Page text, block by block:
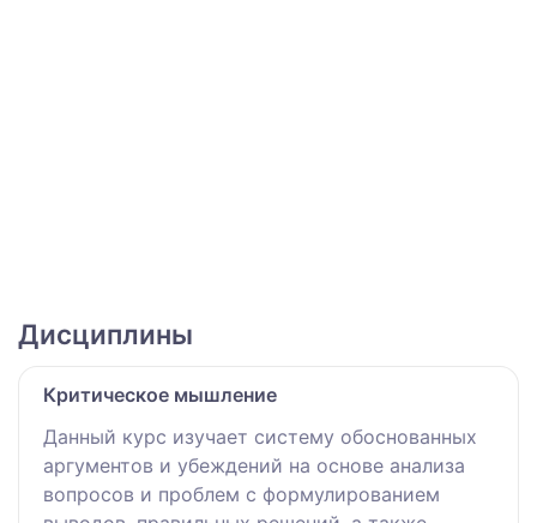
Дисциплины
Критическое мышление
Данный курс изучает систему обоснованных
аргументов и убеждений на основе анализа
вопросов и проблем с формулированием